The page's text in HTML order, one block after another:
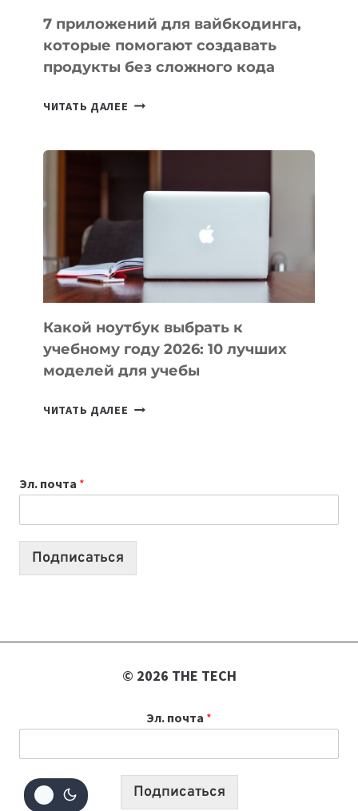
7 приложений для вайбкодинга,
которые помогают создавать
продукты без сложного кода
ЧИТАТЬ ДАЛЕЕ 7
ПОМОГАЮТ
СОЗДАВАТЬ
БЕЗ
СЛОЖНОГО
КОДА
Какой ноутбук выбрать к
учебному году 2026: 10 лучших
моделей для учебы
ЧИТАТЬ ДАЛЕЕ КАКОЙ
2026:
10
Эл. почта *
Подписаться
© 2026 THE TECH
Эл. почта *
Подписаться